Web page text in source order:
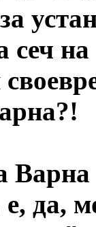
сеч
да,